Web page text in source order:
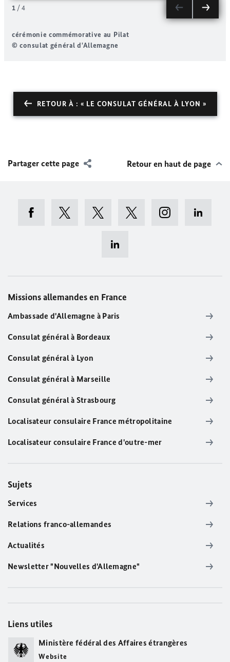
cérémonie commémorative au Pilat
© consulat général d'Allemagne
1 /4
RETOUR À : « LE CONSULAT GÉNÉRAL À LYON »
Partager cette page Retour en haut de page
Missions allemandes en France
Ambassade d'Allemagne à Paris
Consulat général à Bordeaux
Consulat général à Lyon
Consulat général à Marseille
Consulat général à Strasbourg
Localisateur consulaire France métropolitaine
Localisateur consulaire France d'outre-mer
Sujets
Services
Relations franco-allemandes
Actualités
Newsletter "Nouvelles d'Allemagne"
Liens utiles
Ministère fédéral des Affaires étrangères
Website